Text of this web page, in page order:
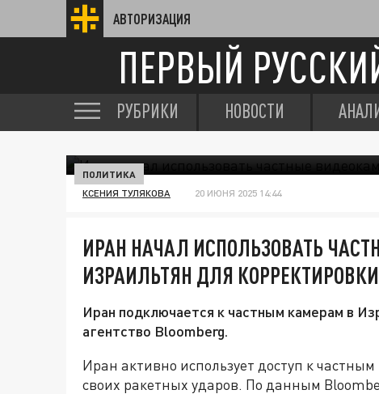
АВТОРИЗАЦИЯ
ПЕРВЫЙ
РУБРИКИ НОВОСТИ
ПОЛИТИКА
КСЕНИЯ ТУЛЯКОВА 20 ИЮНЯ 2025 14:44
ИРАН НАЧАЛ ИСПОЛЬЗОВАТЬ
ИЗРАИЛЬТЯН ДЛЯ
Иран подключается к частным камерам в
агентство Bloomberg.
Иран активно использует доступ к
своих ракетных ударов. По данным